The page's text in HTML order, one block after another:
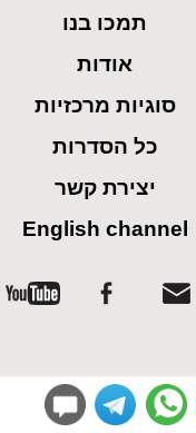
תמכו בנו
אודות
סוגיות מרכזיות
כל הסדרות
יצירת קשר
English channel